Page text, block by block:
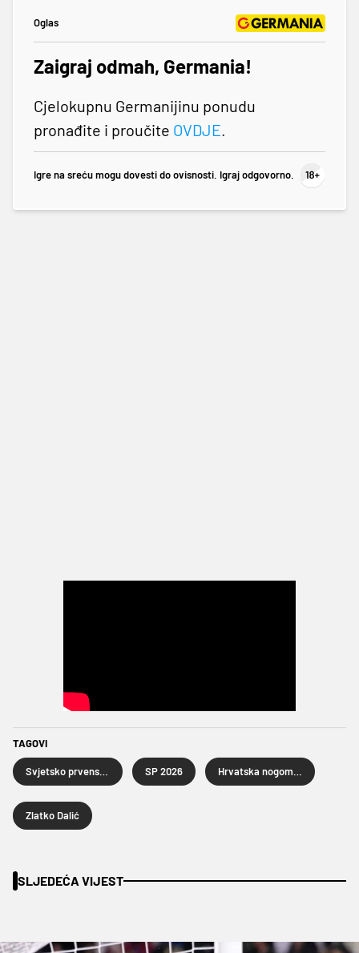
Oglas
Zaigraj odmah, Germania!
Cjelokupnu Germanijinu ponudu
pronađite i proučite OVDJE.
Igre na sreću mogu dovesti do ovisnosti. Igraj odgovorno.
TAGOVI
SP 2026
Zlatko Dalić
SLJEDEĆA VIJEST